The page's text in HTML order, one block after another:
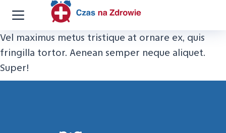
Vel maximus metus tristique at ornare ex, quis
fringilla tortor. Aenean semper neque aliquet.
Super!